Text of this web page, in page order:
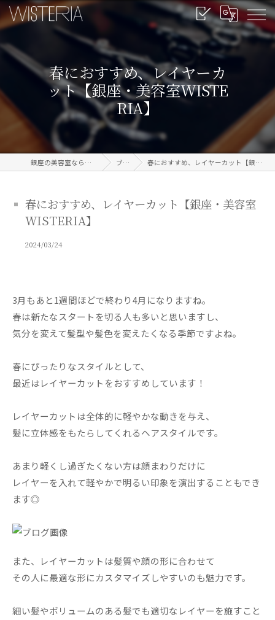
春におすすめ、レイヤーカ
ット【銀座・美容室WISTE
RIA】
銀座の美容室なら信頼のWISTERIA ブログ 春におすすめ、レイヤーカット【銀座・美容室WISTERIA】
春におすすめ、レイヤーカット【銀座・美容室
WISTERIA】
2024/03/24
3月もあと1週間ほどで終わり4月になりますね。
春は新たなスタートを切る人も多いと思いますし、
気分を変えて髪型や髪色を変えたくなる季節ですよね。
春にぴったりなスタイルとして、
最近はレイヤーカットをおすすめしています！
レイヤーカットは全体的に軽やかな動きを与え、
髪に立体感をもたらしてくれるヘアスタイルです。
あまり軽くし過ぎたくない方は顔まわりだけに
レイヤーを入れて軽やかで明るい印象を演出することもでき
ます◎
また、レイヤーカットは髪質や顔の形に合わせて
その人に最適な形にカスタマイズしやすいのも魅力です。
細い髪やボリュームのある髪でも適切なレイヤーを施すこと